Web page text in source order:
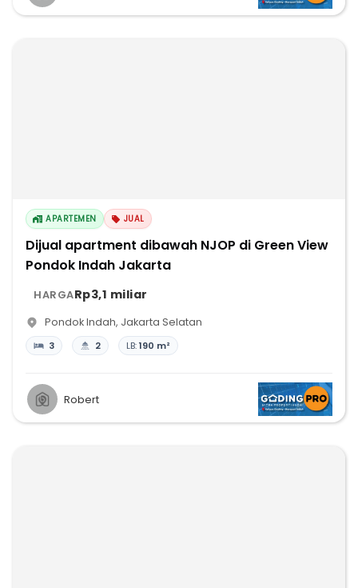
APARTEMEN JUAL
Dijual apartment dibawah NJOP di Green View
Pondok Indah Jakarta
HARGARp3,1 miliar
Pondok Indah, Jakarta Selatan
3 2 LB:190 m²
Robert